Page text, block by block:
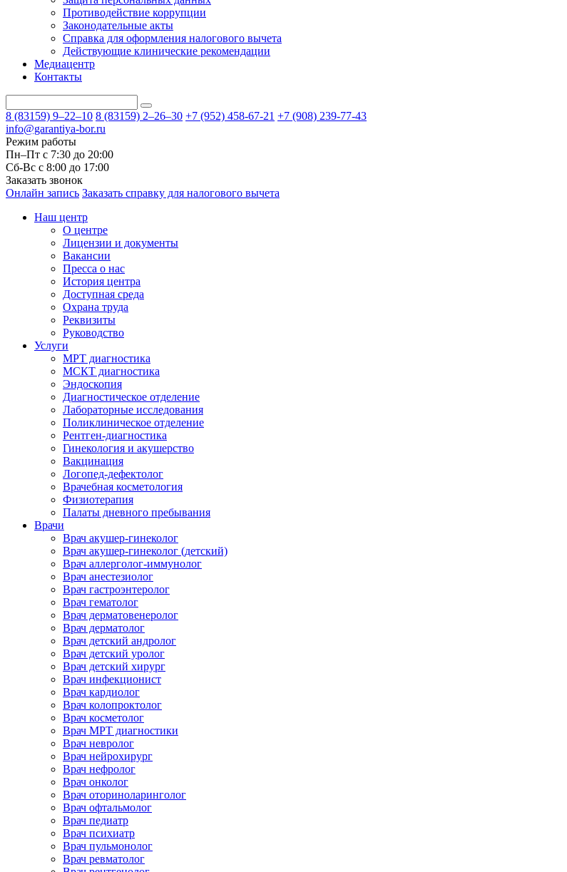
Противодействие коррупции
Законодательные акты
Справка для оформления налогового вычета
Действующие клинические рекомендации
Медиацентр
Контакты
8 (83159) 9–22–10 8 (83159) 2–26–30 +7 (952) 458-67-21 +7 (908) 239-77-43
info@garantiya-bor.ru
Режим работы
Пн–Пт с 7:30 до 20:00
Cб-Вс с 8:00 до 17:00
Заказать звонок
Онлайн запись Заказать справку для налогового вычета
Наш центр
О центре
Лицензии и документы
Вакансии
Пресса о нас
История центра
Доступная среда
Охрана труда
Реквизиты
Руководство
Услуги
МРТ диагностика
МСКТ диагностика
Эндоскопия
Диагностическое отделение
Лабораторные исследования
Поликлиническое отделение
Рентген-диагностика
Гинекология и акушерство
Вакцинация
Логопед-дефектолог
Врачебная косметология
Физиотерапия
Палаты дневного пребывания
Врачи
Врач акушер-гинеколог
Врач акушер-гинеколог (детский)
Врач аллерголог-иммунолог
Врач анестезиолог
Врач гастроэнтеролог
Врач гематолог
Врач дерматовенеролог
Врач дерматолог
Врач детский андролог
Врач детский уролог
Врач детский хирург
Врач инфекционист
Врач кардиолог
Врач колопроктолог
Врач косметолог
Врач МРТ диагностики
Врач невролог
Врач нейрохирург
Врач нефролог
Врач онколог
Врач оториноларинголог
Врач офтальмолог
Врач педиатр
Врач психиатр
Врач пульмонолог
Врач ревматолог